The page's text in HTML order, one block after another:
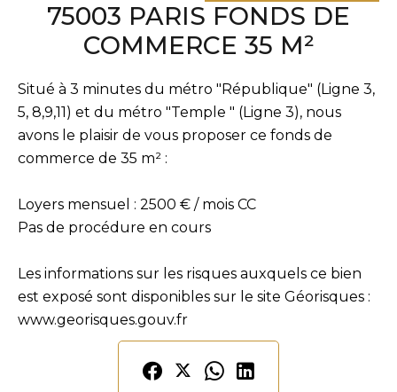
75003 PARIS FONDS DE
COMMERCE 35 M²
Situé à 3 minutes du métro "République" (Ligne 3,
5, 8,9,11) et du métro "Temple " (Ligne 3), nous
avons le plaisir de vous proposer ce fonds de
commerce de 35 m² :
Loyers mensuel : 2500 € / mois CC
Pas de procédure en cours
Les informations sur les risques auxquels ce bien
est exposé sont disponibles sur le site Géorisques :
www.georisques.gouv.fr